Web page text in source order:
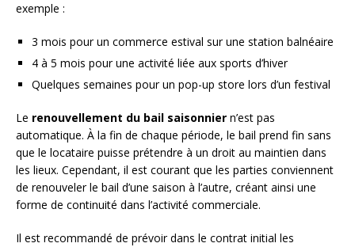
exemple :
3 mois pour un commerce estival sur une station balnéaire
4 à 5 mois pour une activité liée aux sports d’hiver
Quelques semaines pour un pop-up store lors d’un festival
Le renouvellement du bail saisonnier n’est pas
automatique. À la fin de chaque période, le bail prend fin sans
que le locataire puisse prétendre à un droit au maintien dans
les lieux. Cependant, il est courant que les parties conviennent
de renouveler le bail d’une saison à l’autre, créant ainsi une
forme de continuité dans l’activité commerciale.
Il est recommandé de prévoir dans le contrat initial les